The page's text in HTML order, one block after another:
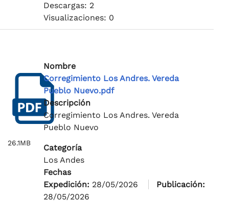
Descargas: 2
Visualizaciones: 0
26.1MB
Nombre
Corregimiento Los Andres. Vereda
Pueblo Nuevo.pdf
Descripción
Corregimiento Los Andres. Vereda
Pueblo Nuevo
Categoría
Los Andes
Fechas
Expedición: 28/05/2026
Publicación:
28/05/2026